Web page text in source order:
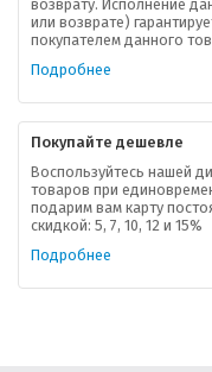
возврату. Исполнение
или возврате)
покупателем данного
Подробнее
Покупайте дешевле
Воспользуйтесь нашей
товаров при
подарим вам карту
скидкой: 5, 7, 10, 12 и 15%
Подробнее
О компании
Ваша скидка
Контактная информация
В помощь покупателю
Форма обратной связи